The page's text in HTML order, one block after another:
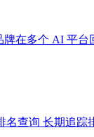
在多个 AI 平台
名查询 长期追踪